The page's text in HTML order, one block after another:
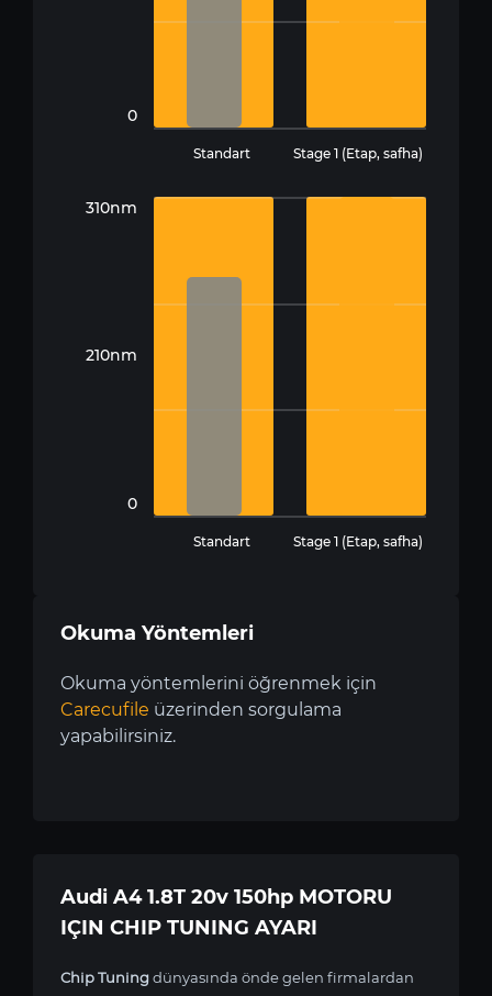
0
Standart Stage 1 (Etap, safha)
310nm
210nm
0
Standart Stage 1 (Etap, safha)
Okuma Yöntemleri
Okuma yöntemlerini öğrenmek için
Carecufile üzerinden sorgulama
yapabilirsiniz.
Audi A4 1.8T 20v 150hp MOTORU
IÇIN CHIP TUNING AYARI
Chip Tuningdünyasında önde gelen firmalardan